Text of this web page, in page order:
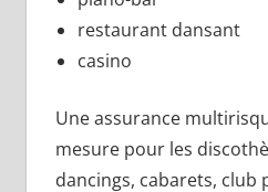
restaurant dansant
casino
Une assurance
mesure pour les
dancings, cabarets, club